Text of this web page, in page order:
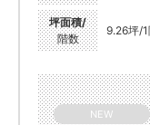
坪面積/
階数
9.26坪/
NEW